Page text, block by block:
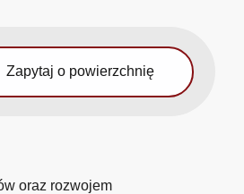
Zapytaj o powierzchnię
oraz rozwojem